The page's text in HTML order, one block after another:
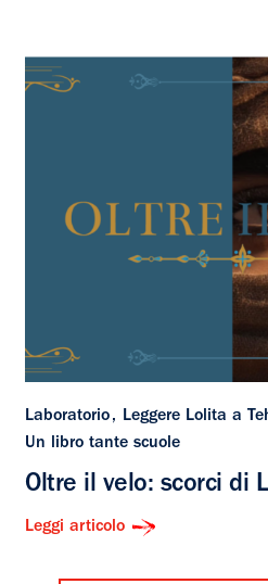
Laboratorio
Leggere Lolita a
Un libro tante scuole
Oltre il velo: scorci di
Leggi articolo